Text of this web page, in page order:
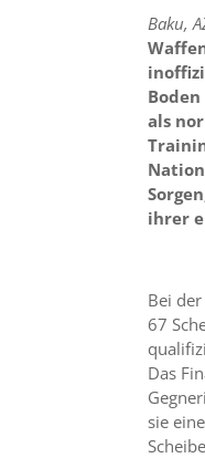
Baku,
als
ihrer
Bei
67
Das
sie